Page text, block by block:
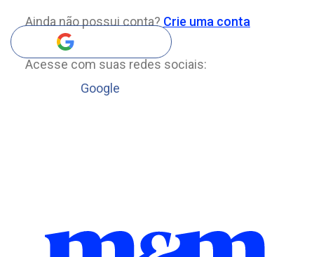
Ainda não possui conta? Crie uma conta
Acesse com suas redes sociais:
Google